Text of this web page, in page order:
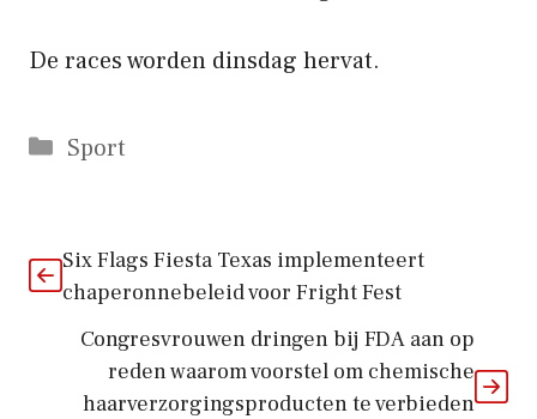
De races worden dinsdag hervat.
Categorieën
Sport
Six Flags Fiesta Texas implementeert
chaperonnebeleid voor Fright Fest
Congresvrouwen dringen bij FDA aan op
reden waarom voorstel om chemische
haarverzorgingsproducten te verbieden